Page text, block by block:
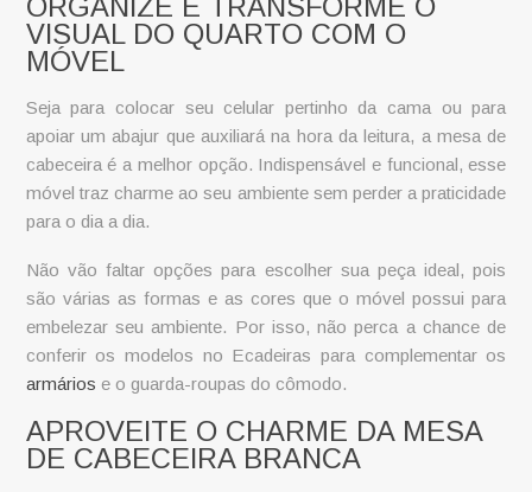
ORGANIZE E TRANSFORME O
VISUAL DO QUARTO COM O
MÓVEL
Seja para colocar seu celular pertinho da cama ou para
apoiar um abajur que auxiliará na hora da leitura, amesa de
cabeceira é a melhor opção. Indispensável e funcional, esse
móvel traz charme ao seu ambiente sem perder a praticidade
para o dia a dia.
Não vão faltar opções para escolher sua peça ideal, pois
são várias as formas e as cores que o móvel possui para
embelezar seu ambiente. Por isso, não perca a chance de
conferir os modelos no Ecadeiras para complementar os
armários e o guarda-roupas do cômodo.
APROVEITE O CHARME DA MESA
DE CABECEIRA BRANCA